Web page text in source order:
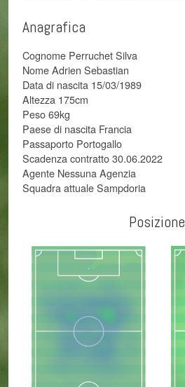
Anagrafica
Cognome Perruchet Silva
Nome Adrien Sebastian
Data di nascita 15/03/1989
Altezza 175cm
Peso 69kg
Paese di nascita Francia
Passaporto Portogallo
Scadenza contratto 30.06.2022
Agente Nessuna Agenzia
Squadra attuale Sampdoria
Posizione